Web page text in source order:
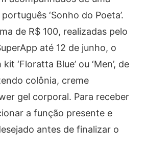
‘Sonho do Poeta’.
de R$ 100, realizadas pelo
até 12 de junho, o
‘Floratta Blue’ ou ‘Men’, de
colônia, creme
gel corporal. Para receber
a função presente e
antes de finalizar o